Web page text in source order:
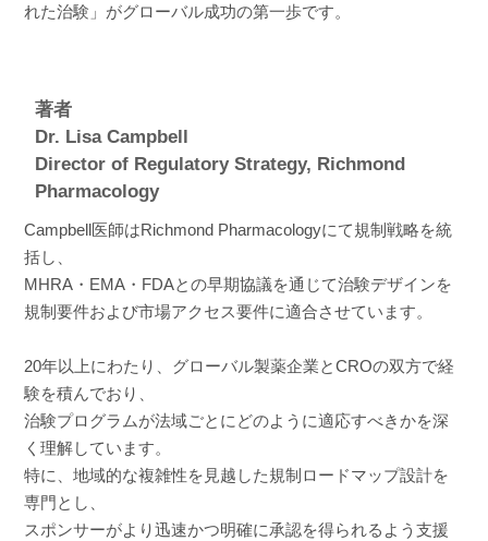
れた治験」がグローバル成功の第一歩です。
著者
Dr. Lisa Campbell
Director of Regulatory Strategy, Richmond
Pharmacology
Campbell医師はRichmond Pharmacologyにて規制戦略を統
括し、
MHRA・EMA・FDAとの早期協議を通じて治験デザインを
規制要件および市場アクセス要件に適合させています。
20年以上にわたり、グローバル製薬企業とCROの双方で経
験を積んでおり、
治験プログラムが法域ごとにどのように適応すべきかを深
く理解しています。
特に、地域的な複雑性を見越した規制ロードマップ設計を
専門とし、
スポンサーがより迅速かつ明確に承認を得られるよう支援